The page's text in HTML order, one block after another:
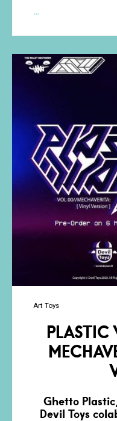
…
Art
Fabula
Art Toys
PLASTIC
Ghetto
Devil Toys